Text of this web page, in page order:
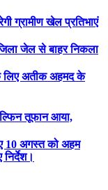
ग्रामीण खेल प्रतिभाएं
जेल से बाहर निकला
लिए अतीक अहमद के
तूफान आया,
10 अगस्त को अहम